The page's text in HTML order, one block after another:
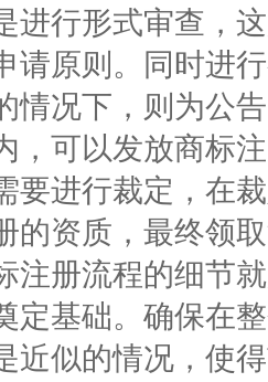
进行形式审查，
请原则。同时进
情况下，则为公
，可以发放商标
要进行裁定，在
的资质，最终领
注册流程的细节
定基础。确保在
近似的情况，使